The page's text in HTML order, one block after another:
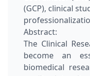
(GCP), clinical
Abstract:
The Clinical
become an
biomedical